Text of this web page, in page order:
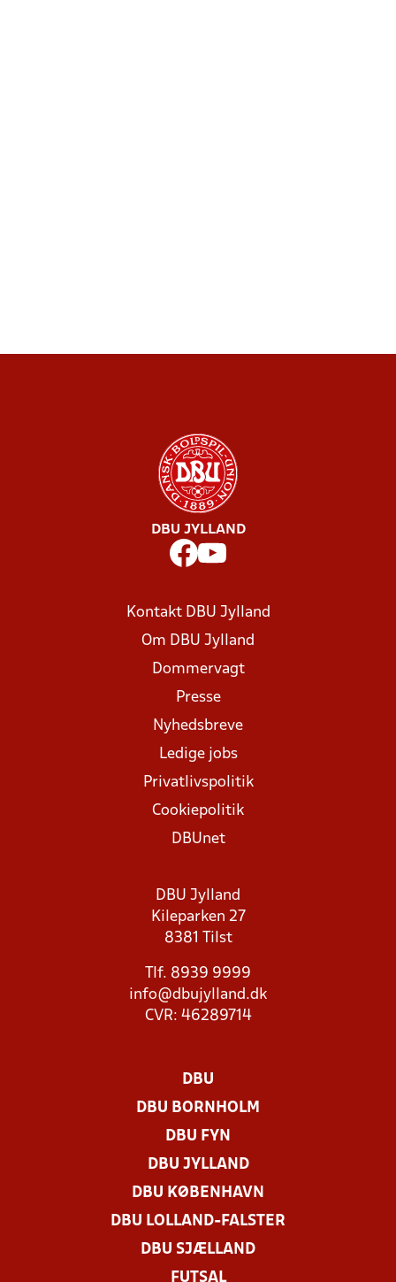
DBU JYLLAND
Kontakt DBU Jylland
Om DBU Jylland
Dommervagt
Presse
Nyhedsbreve
Ledige jobs
Privatlivspolitik
Cookiepolitik
DBUnet
DBU Jylland
Kileparken 27
8381 Tilst
Tlf. 8939 9999
info@dbujylland.dk
CVR: 46289714
DBU
DBU BORNHOLM
DBU FYN
DBU JYLLAND
DBU KØBENHAVN
DBU LOLLAND-FALSTER
DBU SJÆLLAND
FUTSAL